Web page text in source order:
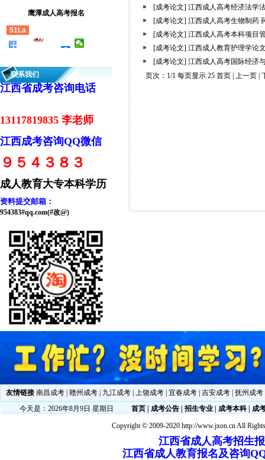
鹰潭成人高考报名
51La
联系我们
江西省成考咨询电话
13117819835 李老师
江西成考咨询QQ微信
９５４３８３
成人教育大专本科学历
资料提交邮箱：
954383#qq.com(#改@)
[成考论文] 江西成人高考经济法学
[成考论文] 江西成人高考生物制药
[成考论文] 江西成人高考本科项目
[成考论文] 江西成人教育护理学论
[成考论文] 江西成人高考国际经济
页次：1/1 每页显示 25 首页 | 上一页 |
友情链接 南昌成考 赣州成考 九江成考 上饶成考 宜春成考 吉安成考 抚州成考
今天是：2026年8月9日 星期日
首页 成考公告 招生专业 成考本科| 成
Copyright © 2009-2020 http://www.jxon.cn All
江西省成人高考招生
江西省成人教育报名及咨询